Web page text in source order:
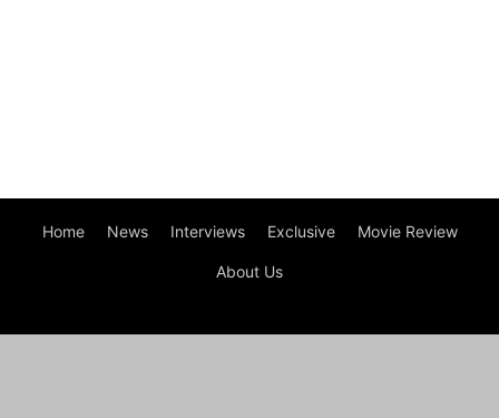
Home News Interviews Exclusive Movie Review
About Us